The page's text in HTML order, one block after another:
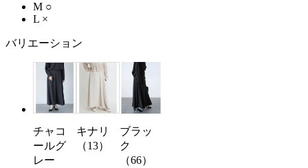
M ○
L ×
バリエーション
チャコ
ールグ
レー
キナリ
（13）
ブラッ
ク
（66）